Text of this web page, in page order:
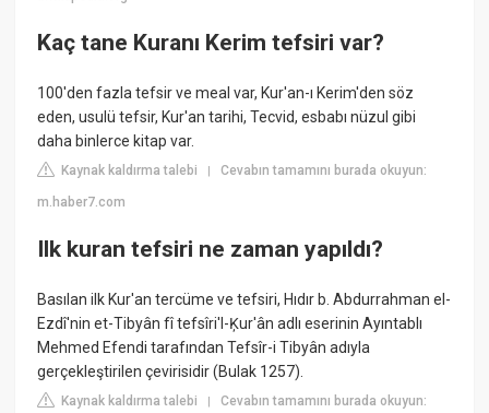
Kaç tane Kuranı Kerim tefsiri var?
100'den fazla tefsir ve meal var, Kur'an-ı Kerim'den söz
eden, usulü tefsir, Kur'an tarihi, Tecvid, esbabı nüzul gibi
daha binlerce kitap var.
Kaynak kaldırma talebi |Cevabın tamamını burada okuyun:
m.haber7.com
Ilk kuran tefsiri ne zaman yapıldı?
Basılan ilk Kur'an tercüme ve tefsiri, Hıdır b. Abdurrahman el-
Ezdî'nin et-Tibyân fî tefsîri'l-Ķur'ân adlı eserinin Ayıntablı
Mehmed Efendi tarafından Tefsîr-i Tibyân adıyla
gerçekleştirilen çevirisidir (Bulak 1257).
Kaynak kaldırma talebi |Cevabın tamamını burada okuyun: